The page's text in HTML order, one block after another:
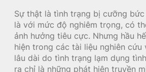
Sự thật là tình trạng bị cưỡng
là với mức độ nghiêm trọng, có
ảnh hưởng tiêu cực. Nhưng hầu
hiện trong các tài liệu nghiên cứu
lâu dài do tình trạng lạm dụng
ra chỉ là những phát hiện truyền